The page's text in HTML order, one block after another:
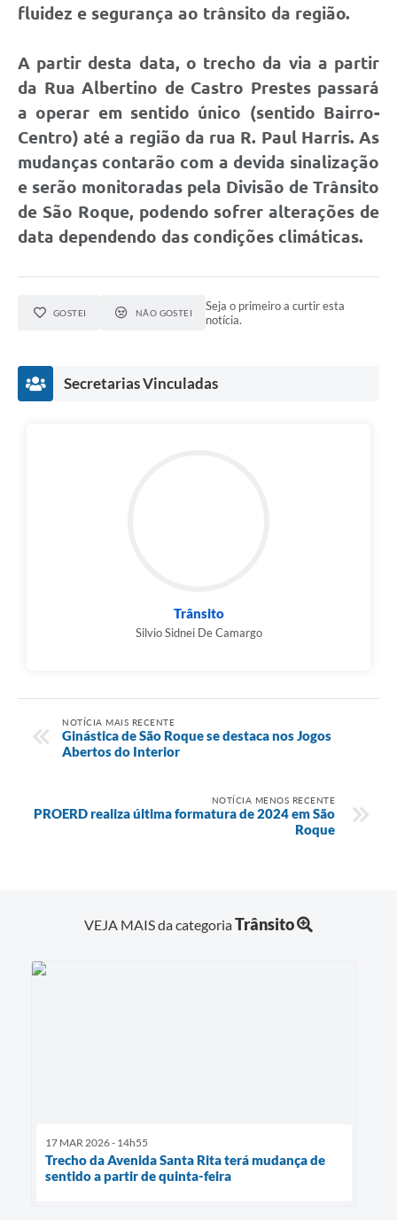
Bolsas de estudo da Escola Cooperativa
Defesa Civil
Divisão de Rendas
Fundo Social
Horários de Ônibus - Jundiá
Ouvidorias
Postos de Atendimento ao Trabalhador (PAT)
FAQ - Perguntas frequentes
fluidez e segurança ao trânsito da região.
A partir desta data, o trecho da via a partir
da Rua Albertino de Castro Prestes passará
a operar em sentido único (sentido Bairro-
Centro) até a região da rua R. Paul Harris. As
mudanças contarão com a devida sinalização
e serão monitoradas pela Divisão de Trânsito
de São Roque, podendo sofrer alterações de
data dependendo das condições climáticas.
GOSTEI NÃO GOSTEI
Seja o primeiro a curtir esta
notícia.
Secretarias Vinculadas
Trânsito
Silvio Sidnei De Camargo
NOTÍCIA MAIS RECENTE
Ginástica de São Roque se destaca nos Jogos
Abertos do Interior
NOTÍCIA MENOS RECENTE
PROERD realiza última formatura de 2024 em São
Roque
VEJA MAIS da categoriaTrânsito
17 MAR 2026 - 14h55
Trecho da Avenida Santa Rita terá mudança de
sentido a partir de quinta-feira